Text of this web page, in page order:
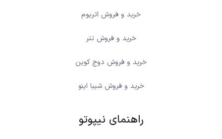
خرید و فروش اتریوم
خرید و فروش تتر
خرید و فروش دوج کوین
خرید و فروش شیبا اینو
راهنمای نیپوتو